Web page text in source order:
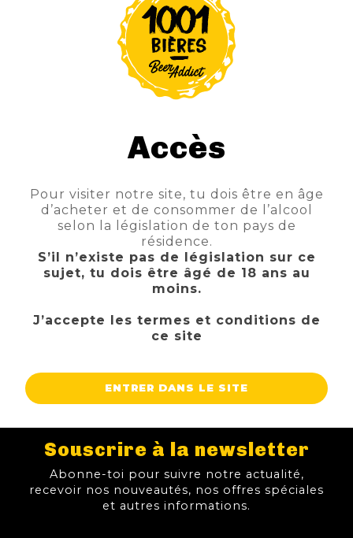
CHIMAY BLEUE GRANDE RESERVE
21,90 €TTC
AJOUTER AU PANIER
Accès
Pour visiter notre site, tu dois être en âge
d’acheter et de consommer de l’alcool
selon la législation de ton pays de
résidence.
S’il n’existe pas de législation sur ce
sujet, tu dois être âgé de 18 ans au
moins.
J’accepte les termes et conditions de
ce site
ENTRER DANS LE SITE
Souscrire à la newsletter
Abonne-toi pour suivre notre actualité,
recevoir nos nouveautés, nos offres spéciales
et autres informations.